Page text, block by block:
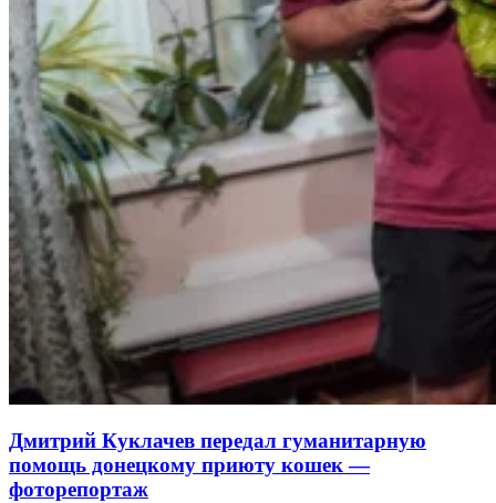
Дмитрий Куклачев передал гуманитарную
помощь донецкому приюту кошек —
фоторепортаж